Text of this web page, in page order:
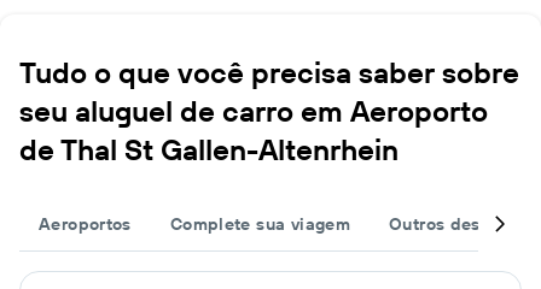
Tudo o que você precisa saber sobre
seu aluguel de carro em Aeroporto
de Thal St Gallen-Altenrhein
Aeroportos Complete sua viagem Outros destinos